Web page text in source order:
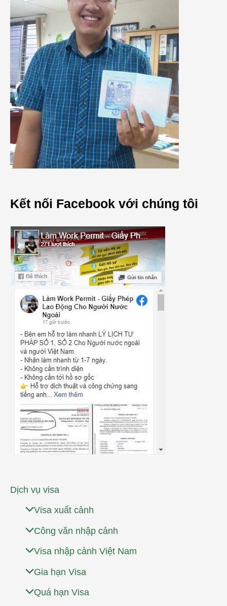
Kết nối Facebook với chúng tôi
Dịch vụ visa
Visa xuất cảnh
Công văn nhập cảnh
Visa nhập cảnh Việt Nam
Gia hạn Visa
Quá hạn Visa